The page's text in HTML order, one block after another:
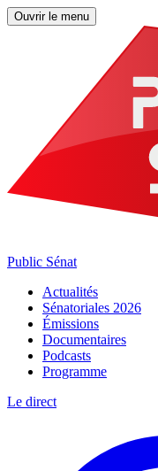
Ouvrir le menu
Public Sénat
Actualités
Sénatoriales 2026
Émissions
Documentaires
Podcasts
Programme
Le direct